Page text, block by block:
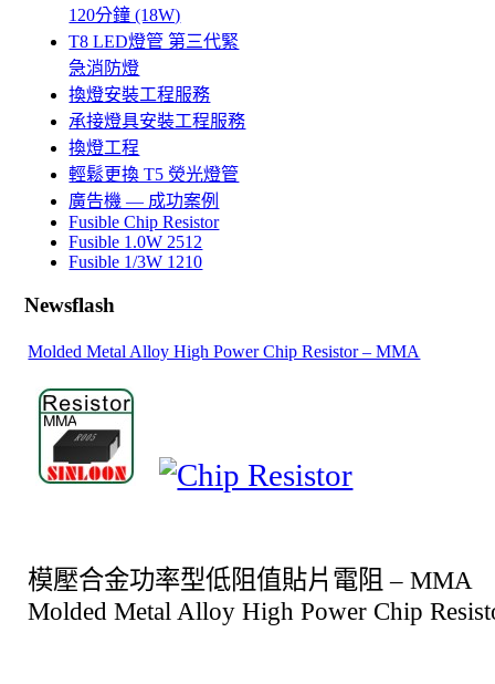
120分鐘 (18W)
T8 LED燈管 第三代緊
急消防燈
換燈安裝工程服務
承接燈具安裝工程服務
換燈工程
輕鬆更換 T5 熒光燈管
廣告機 — 成功案例
Fusible Chip Resistor
Fusible 1.0W 2512
Fusible 1/3W 1210
Newsflash
Molded Metal Alloy High Power Chip Resistor – MMA
模壓合金功率型低阻值貼片電阻 – MMA
Molded Metal Alloy High Power Chip